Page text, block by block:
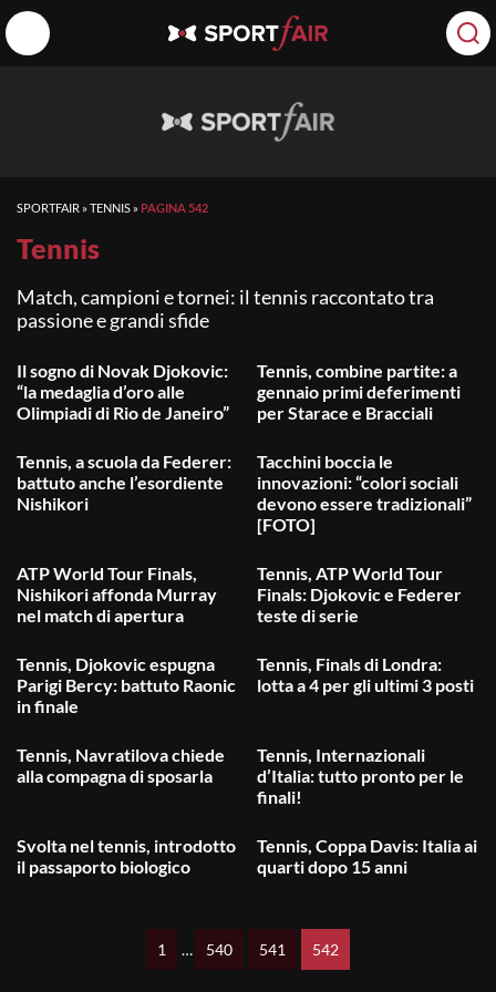
SPORTFAIR »TENNIS » PAGINA 542
Tennis
Match, campioni e tornei: il tennis raccontato tra
passione e grandi sfide
Il sogno di Novak Djokovic:
“la medaglia d’oro alle
Olimpiadi di Rio de Janeiro”
Tennis, combine partite: a
gennaio primi deferimenti
per Starace e Bracciali
Tennis, a scuola da Federer:
battuto anche l’esordiente
Nishikori
Tacchini boccia le
innovazioni: “colori sociali
devono essere tradizionali”
[FOTO]
ATP World Tour Finals,
Nishikori affonda Murray
nel match di apertura
Tennis, ATP World Tour
Finals: Djokovic e Federer
teste di serie
Tennis, Djokovic espugna
Parigi Bercy: battuto Raonic
in finale
Tennis, Finals di Londra:
lotta a 4 per gli ultimi 3 posti
Tennis, Navratilova chiede
alla compagna di sposarla
Tennis, Internazionali
d’Italia: tutto pronto per le
finali!
Svolta nel tennis, introdotto
il passaporto biologico
Tennis, Coppa Davis: Italia ai
quarti dopo 15 anni
1 … 540 541 542